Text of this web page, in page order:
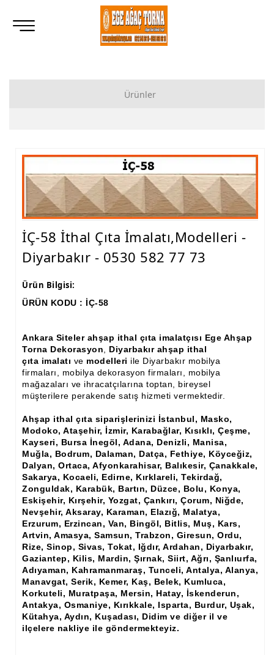
Ürünler
Tornalı Ahşap Ayak, Ahşap Topuz Ayak İmalatı, Modelleri
Ham Ahşap Göbekli Masa Ayak İmalatı, Modelleri
Ham Ahşap Yemek Masası İmalatı, Modelleri
Ham Ahşap Sandalye İmalatı, Modelleri
Ham Ahşap Fiskos Sehpa İmalatı, Modelleri
Ham Ahşap Tv Ünitesi (Plazma) İmalatı, Modelleri
Ham Ahşap Dresuar İmalatı, Modelleri
Ham Ahşap Konsol İmalatı, Modelleri
Ham Ahşap Saksılık Çiçeklik İmalatı, Modelleri
Ham Ahşap Makyaj Masası İmalatı Modelleri
Ham Ahşap Çalışma Masası İmalatı, Modelleri
Ham Ahşap Dilsiz Uşak İmalatı, Modelleri
Ham Ahşap Komodin İmalatı, Modelleri
Ham Ahşap Boy Aynası İmalatı, Modelleri
Ham Ahşap Şifonyer İmalatı Modelleri
Ham Ahşap Kitaplık İmalatı, Modelleri
Ham Ahşap Vitrin İmalatı, Modelleri
Ham Ahşap Gümüşlük, Kaşıklık İmalatı, Modelleri
İÇ-58 İthal Çıta İmalatı,Modelleri -
Diyarbakır - 0530 582 77 73
Ürün Bilgisi:
ÜRÜN KODU : İÇ-58
Ankara Siteler ahşap ithal çıta imalatçısı Ege Ahşap
Torna Dekorasyon
Diyarbakır ahşap ithal
çıta imalatı ve modelleri ile Diyarbakır mobilya
firmaları, mobilya dekorasyon firmaları, mobilya
mağazaları ve ihracatçılarına toptan, bireysel
müşterilere perakende satış hizmeti vermektedir.
Ahşap ithal çıta siparişlerinizi İstanbul, Masko,
Modoko, Ataşehir, İzmir, Karabağlar, Kısıklı, Çeşme,
Kayseri, Bursa İnegöl, Adana, Denizli, Manisa,
Muğla, Bodrum, Dalaman, Datça, Fethiye, Köyceğiz,
Dalyan, Ortaca, Afyonkarahisar, Balıkesir, Çanakkale,
Sakarya, Kocaeli, Edirne, Kırklareli, Tekirdağ,
Zonguldak, Karabük, Bartın, Düzce, Bolu, Konya,
Eskişehir, Kırşehir, Yozgat, Çankırı, Çorum, Niğde,
Nevşehir, Aksaray, Karaman, Elazığ, Malatya,
Erzurum, Erzincan, Van, Bingöl, Bitlis, Muş, Kars,
Artvin, Amasya, Samsun, Trabzon, Giresun, Ordu,
Rize, Sinop, Sivas, Tokat, Iğdır, Ardahan, Diyarbakır,
Gaziantep, Kilis, Mardin, Şırnak, Siirt, Ağrı, Şanlıurfa,
Adıyaman, Kahramanmaraş, Tunceli, Antalya, Alanya,
Manavgat, Serik, Kemer, Kaş, Belek, Kumluca,
Korkuteli, Muratpaşa, Mersin, Hatay, İskenderun,
Antakya, Osmaniye, Kırıkkale, Isparta, Burdur, Uşak,
Kütahya, Aydın, Kuşadası, Didim ve diğer il ve
ilçelere nakliye ile göndermekteyiz.